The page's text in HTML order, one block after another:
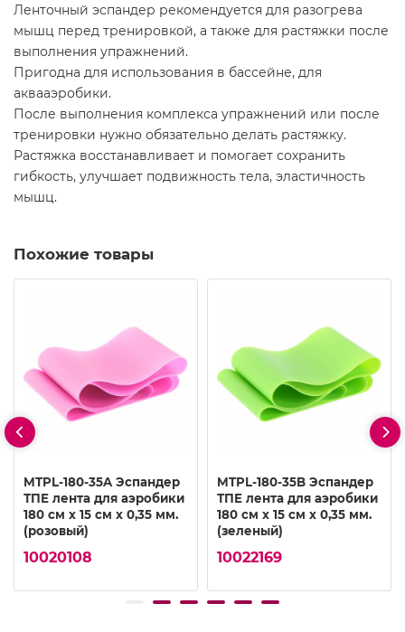
Ленточный эспандер рекомендуется для разогрева
мышц перед тренировкой, а также для растяжки после
выполнения упражнений.
Пригодна для использования в бассейне, для
аквааэробики.
После выполнения комплекса упражнений или после
тренировки нужно обязательно делать растяжку.
Растяжка восстанавливает и помогает сохранить
гибкость, улучшает подвижность тела, эластичность
мышц.
Похожие товары
MTPL-180-35A Эспандер
ТПЕ лента для аэробики
180 см х 15 см х 0,35 мм.
(розовый)
10020108
MTPL-180-35B Эспандер
ТПЕ лента для аэробики
180 см х 15 см х 0,35 мм.
(зеленый)
10022169